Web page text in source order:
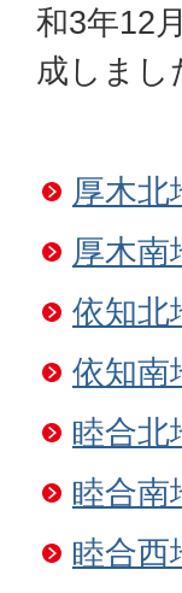
和3年12
成しまし
厚木
厚木
依知北
依知南
睦合北
睦合南
睦合西